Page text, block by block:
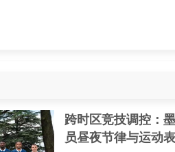
跨时区竞技调控：
员昼夜节律与运动